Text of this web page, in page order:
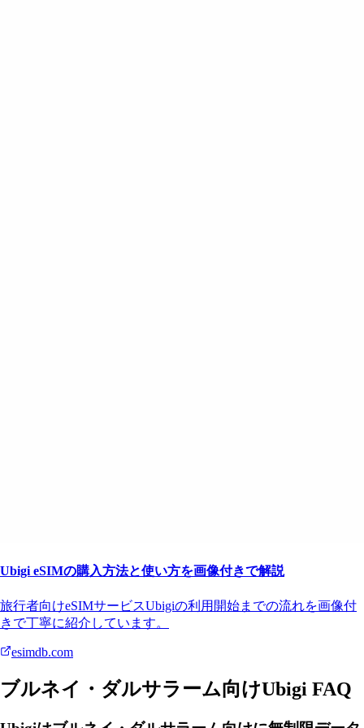
Ubigi eSIMの購入方法と使い方を画像付きで解説
旅行者向けeSIMサービスUbigiの利用開始までの流れを画像付
きで丁寧に紹介しています。
esimdb.com
ブルネイ・ダルサラーム向けUbigi FAQ